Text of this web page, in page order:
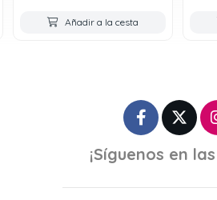
Añadir a la cesta
¡Síguenos en